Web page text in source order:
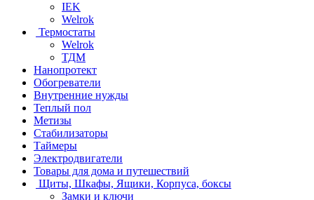
IEK
Welrok
Термостаты
Welrok
ТДМ
Нанопротект
Обогреватели
Внутренние нужды
Теплый пол
Метизы
Стабилизаторы
Таймеры
Электродвигатели
Товары для дома и путешествий
Щиты, Шкафы, Ящики, Корпуса, боксы
Замки и ключи